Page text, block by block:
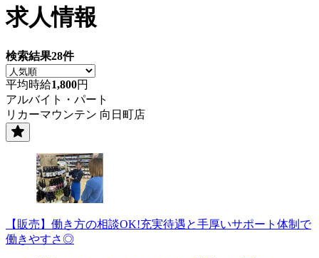
求人情報
検索結果28件
平均時給1,800円
アルバイト・パート
リカーマウンテン 向日町店
【販売】働き方の相談OK!充実待遇と手厚いサポート体制で
働きやすさ◎